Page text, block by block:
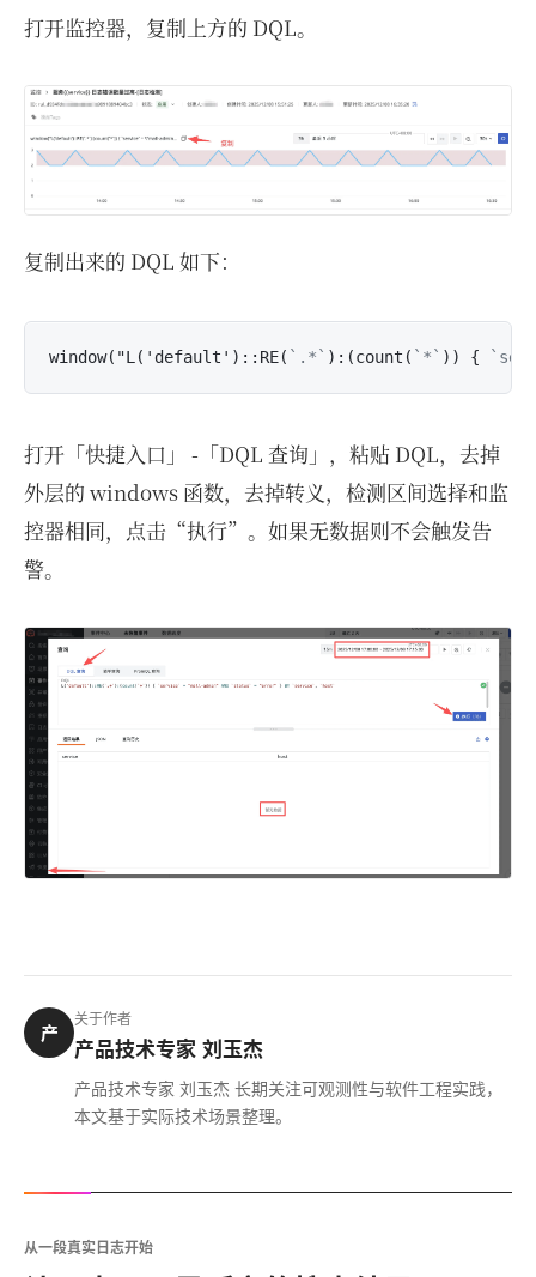
打开监控器，复制上方的 DQL。
复制出来的 DQL 如下：
window("L('default')::RE( `.*` ):(count( `*` )) {
打开「快捷入口」 -「DQL 查询」，粘贴 DQL，去掉
外层的 windows 函数，去掉转义，检测区间选择和监
控器相同，点击“执行”。如果无数据则不会触发告
警。
产
关于作者
产品技术专家 刘玉杰
产品技术专家 刘玉杰 长期关注可观测性与软件工程实践，
本文基于实际技术场景整理。
从一段真实日志开始